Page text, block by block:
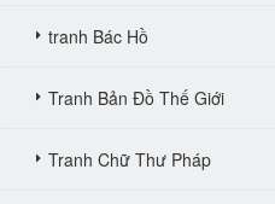
tranh Bác Hồ
Tranh Bản Đồ Thế Giới
Tranh Chữ Thư Pháp